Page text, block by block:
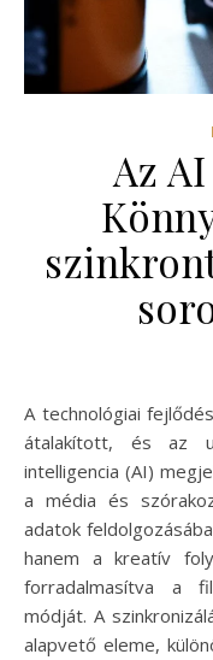
Az
A technológiai fejlődés történelem során számos iparágat
átalakított, és az
intelligencia (AI)
a média és
adatok
hanem a kreatív
forradalmasítva a
módját. A
alapvető eleme,